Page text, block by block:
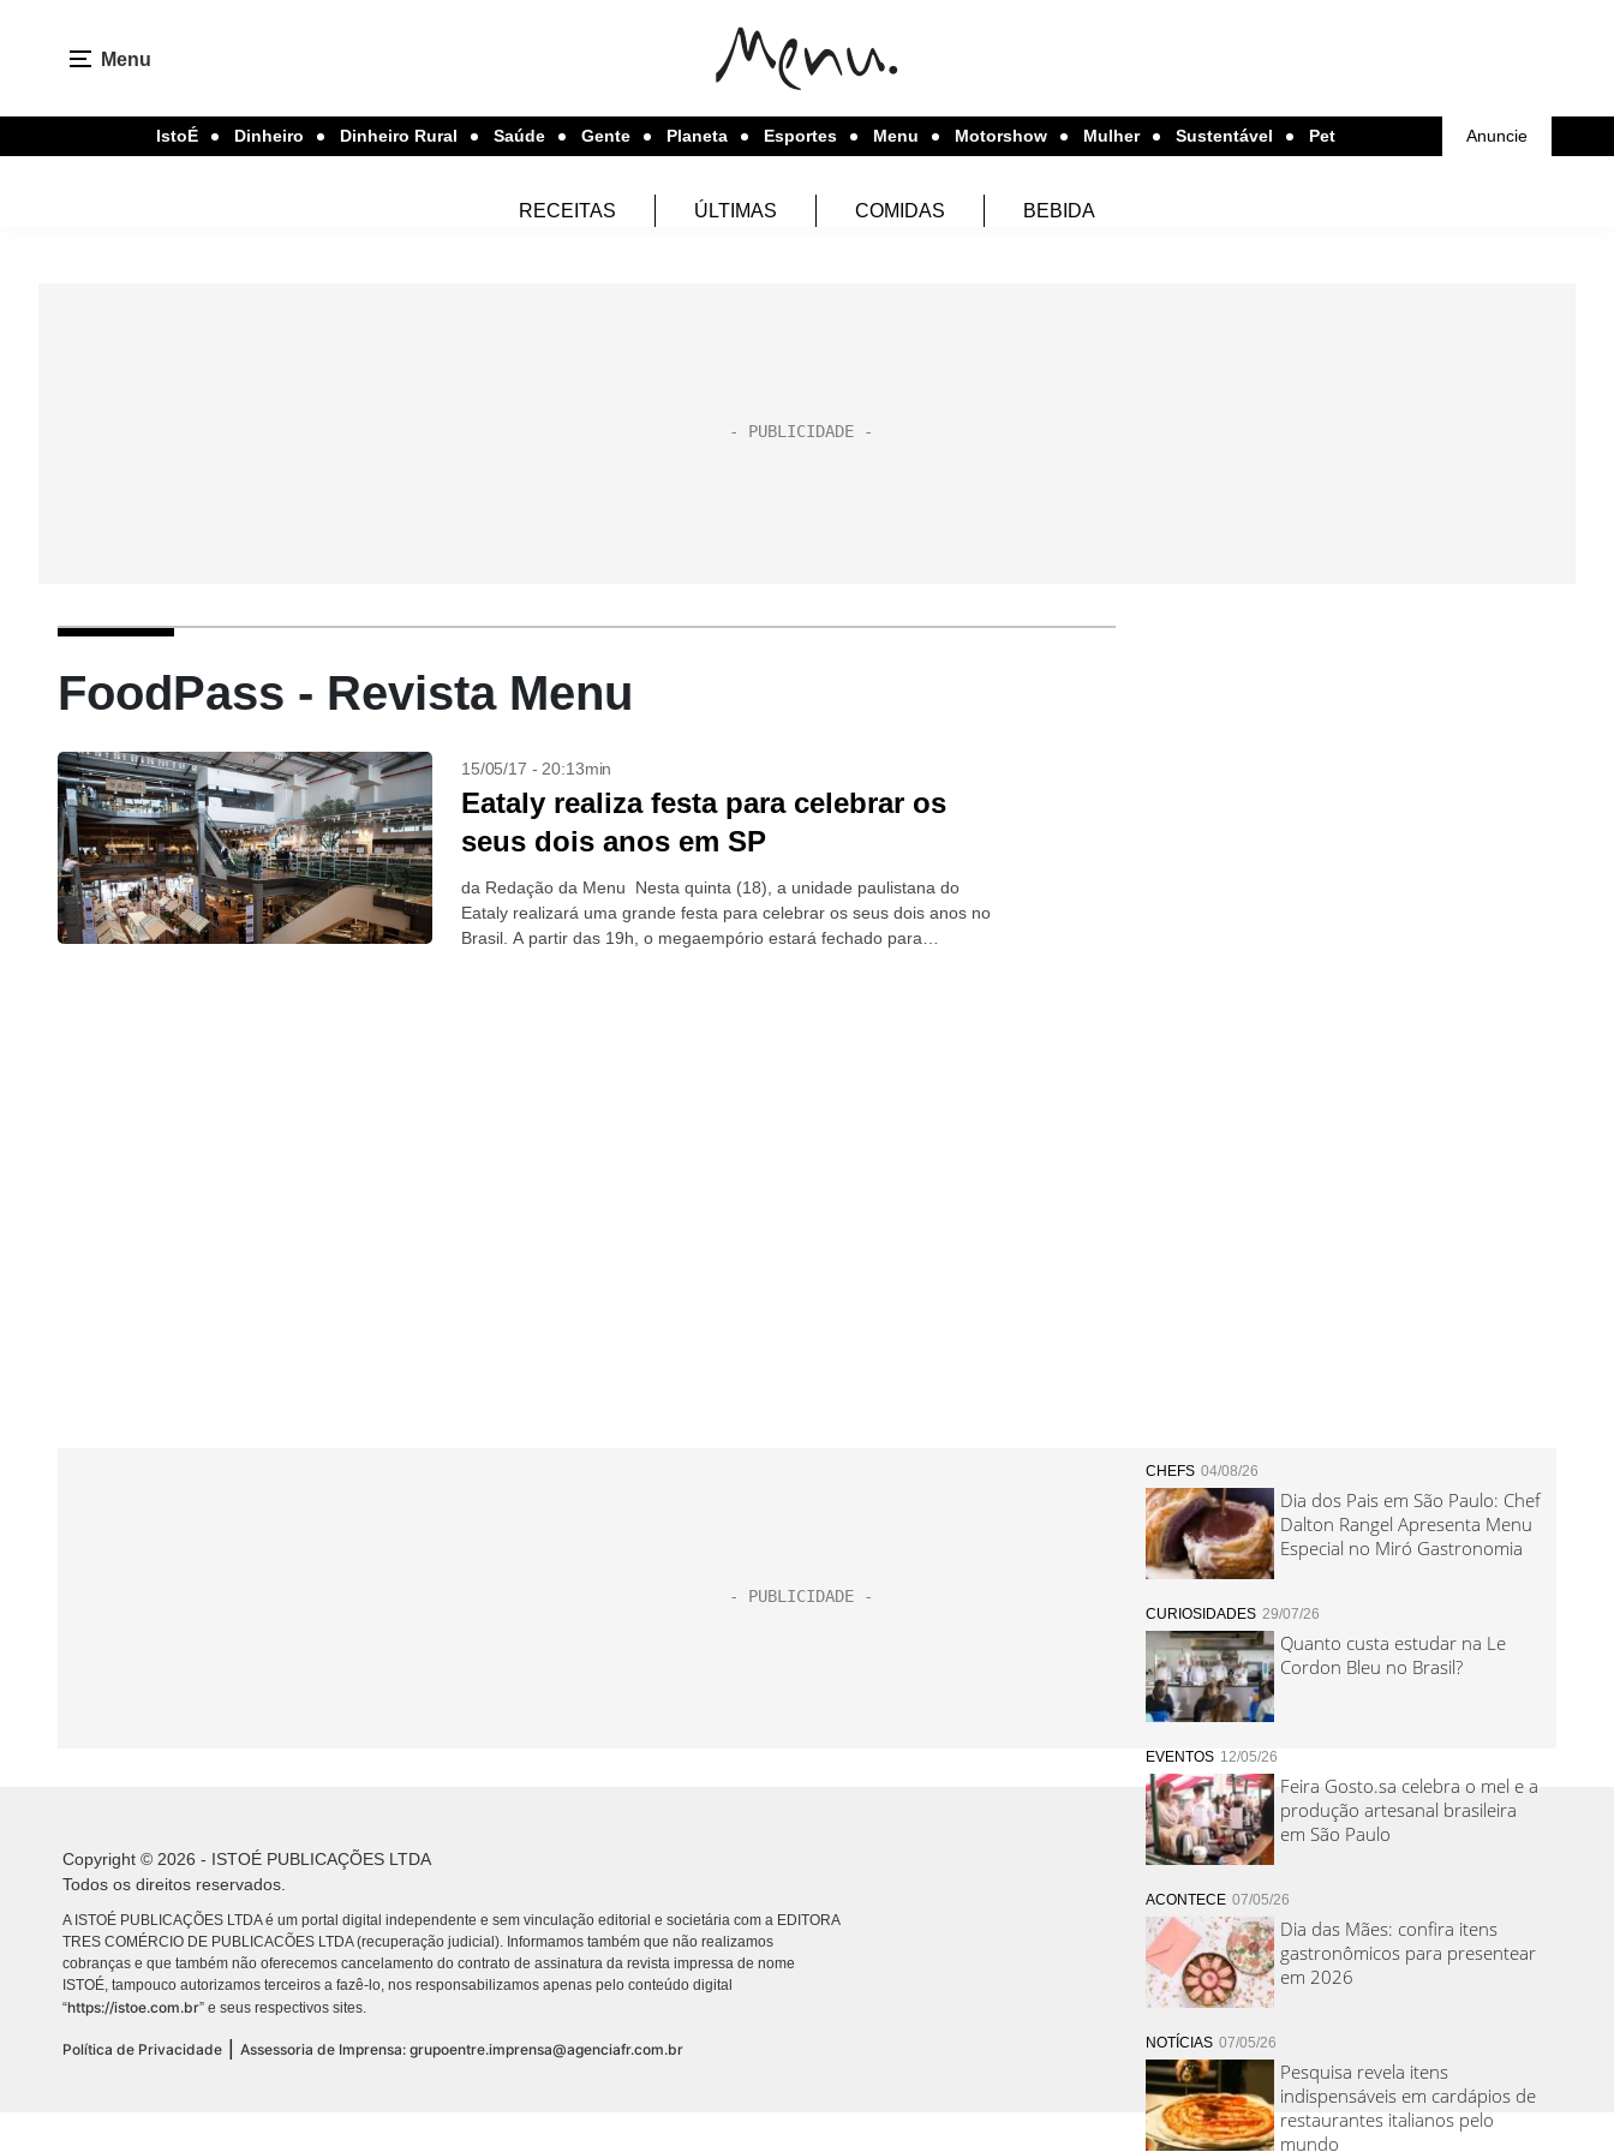
Menu
IstoÉ Dinheiro Dinheiro Rural Saúde Gente Planeta Esportes Menu Motorshow Mulher Sustentável Pet Anuncie
RECEITAS ÚLTIMAS COMIDAS BEBIDA
FoodPass - Revista Menu
15/05/17 - 20:13min
Eataly realiza festa para celebrar os
seus dois anos em SP
da Redação da Menu Nesta quinta (18), a unidade paulistana do
Eataly realizará uma grande festa para celebrar os seus dois anos no
Brasil. A partir das 19h, o megaempório estará fechado para
CHEFS 04/08/26
Dia dos Pais em São Paulo: Chef
Dalton Rangel Apresenta Menu
Especial no Miró Gastronomia
CURIOSIDADES 29/07/26
Quanto custa estudar na Le
Cordon Bleu no Brasil?
EVENTOS 12/05/26
Feira Gosto.sa celebra o mel e a
produção artesanal brasileira
em São Paulo
ACONTECE 07/05/26
Dia das Mães: confira itens
gastronômicos para presentear
em 2026
NOTÍCIAS 07/05/26
Pesquisa revela itens
indispensáveis em cardápios de
restaurantes italianos pelo
mundo
Copyright © 2026 - ISTOÉ PUBLICAÇÕES LTDA
Todos os direitos reservados.
A ISTOÉ PUBLICAÇÕES LTDA é um portal digital independente e sem vinculação editorial e societária com a EDITORA
TRES COMÉRCIO DE PUBLICACÕES LTDA (recuperação judicial). Informamos também que não realizamos
cobranças e que também não oferecemos cancelamento do contrato de assinatura da revista impressa de nome
ISTOÉ, tampouco autorizamos terceiros a fazê-lo, nos responsabilizamos apenas pelo conteúdo digital
“https://istoe.com.br” e seus respectivos sites.
Política de Privacidade Assessoria de Imprensa: grupoentre.imprensa@agenciafr.com.br